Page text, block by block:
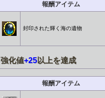
報酬アイテム
封印された輝く海の遺物
強化値+25以上を達成
報酬アイテム